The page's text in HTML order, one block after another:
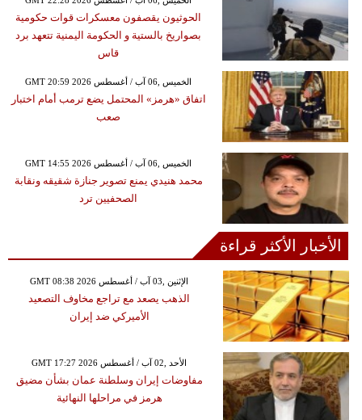
الحوثيون يقصفون معسكرات قوات حكومية
بصواريخ بالستية و الحكومة اليمنية تتعهد برد
قاس
GMT 20:59 2026 الخميس ,06 آب / أغسطس
اتفاق «هرمز» المحتمل يضع ترمب أمام اختبار
صعب
GMT 14:55 2026 الخميس ,06 آب / أغسطس
محمد هنيدي يمنع تصوير جنازة شقيقه ونقابة
الصحفيين ترد
الأخبار الأكثر قراءة
GMT 08:38 2026 الإثنين ,03 آب / أغسطس
الذهب يصعد مع تراجع مخاوف التصعيد
الأميركي ضد إيران
GMT 17:27 2026 الأحد ,02 آب / أغسطس
مفاوضات إيران وسلطنة عمان بشأن مضيق
هرمز في مراحلها النهائية